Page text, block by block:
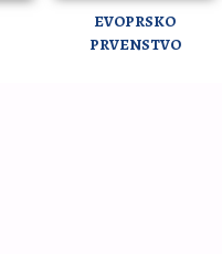
EVOPRSKO
PRVENSTVO